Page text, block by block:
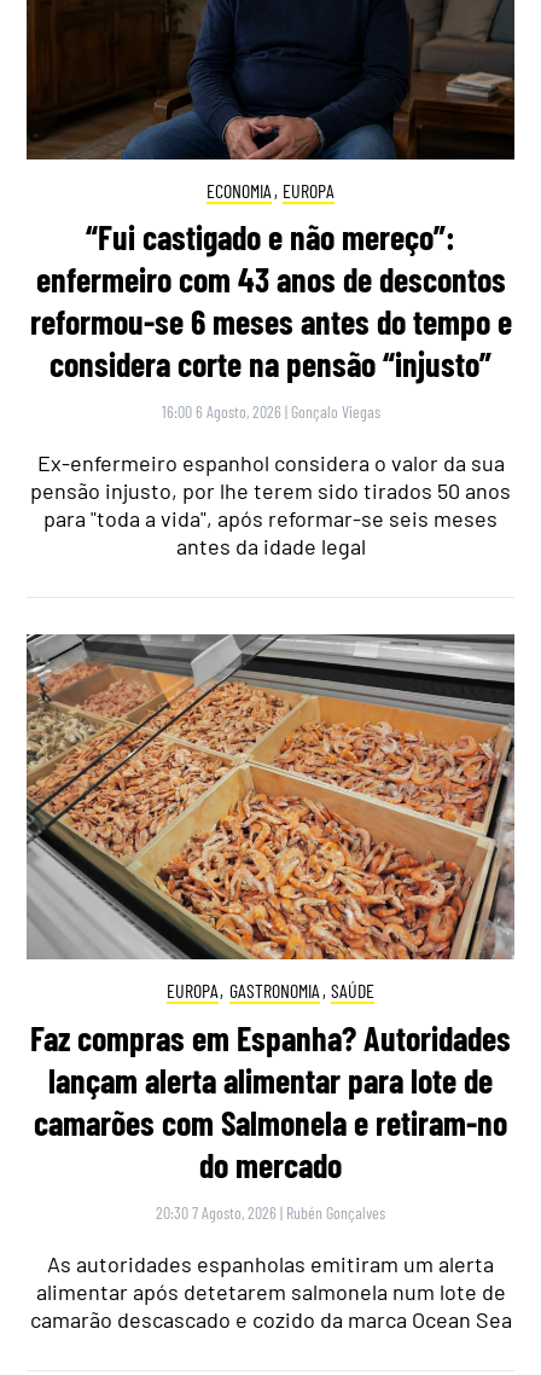
ECONOMIA , EUROPA
“Fui castigado e não mereço”:
enfermeiro com 43 anos de descontos
reformou-se 6 meses antes do tempo e
considera corte na pensão “injusto”
16:00 6 Agosto, 2026 | Gonçalo Viegas
Ex-enfermeiro espanhol considera o valor da sua
pensão injusto, por lhe terem sido tirados 50 anos
para "toda a vida", após reformar-se seis meses
antes da idade legal
EUROPA, GASTRONOMIA , SAÚDE
Faz compras em Espanha? Autoridades
lançam alerta alimentar para lote de
camarões com Salmonela e retiram-no
do mercado
20:30 7 Agosto, 2026 | Rubén Gonçalves
As autoridades espanholas emitiram um alerta
alimentar após detetarem salmonela num lote de
camarão descascado e cozido da marca Ocean Sea